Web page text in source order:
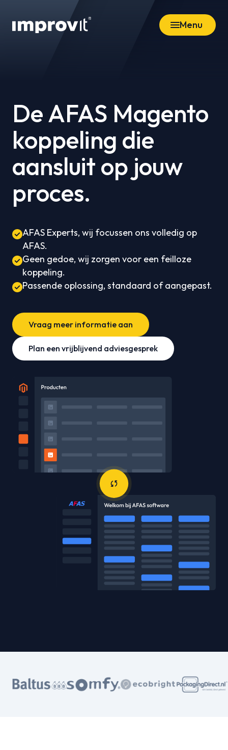
Menu
De AFAS Magento
koppeling die
aansluit op jouw
proces.
AFAS Experts, wij focussen ons volledig op
AFAS.
Geen gedoe, wij zorgen voor een feilloze
koppeling.
Passende oplossing, standaard of aangepast.
Vraag meer informatie aan
Plan een vrijblijvend adviesgesprek